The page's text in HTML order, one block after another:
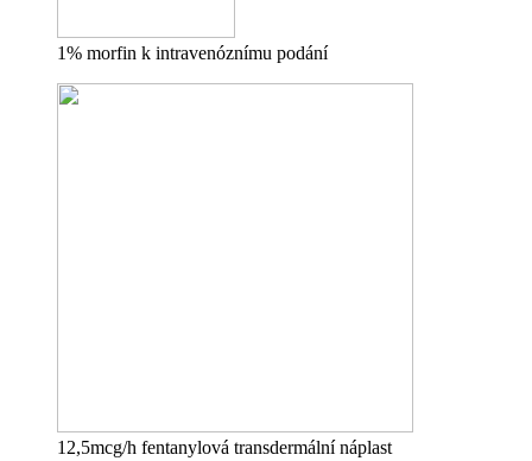
1% morfin k intravenóznímu podání
12,5mcg/h fentanylová transdermální náplast